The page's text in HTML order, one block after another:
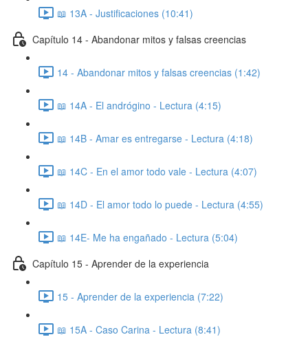
📖 13A - Justificaciones (10:41)
Capítulo 14 - Abandonar mitos y falsas creencias
14 - Abandonar mitos y falsas creencias (1:42)
📖 14A - El andrógino - Lectura (4:15)
📖 14B - Amar es entregarse - Lectura (4:18)
📖 14C - En el amor todo vale - Lectura (4:07)
📖 14D - El amor todo lo puede - Lectura (4:55)
📖 14E- Me ha engañado - Lectura (5:04)
Capítulo 15 - Aprender de la experiencia
15 - Aprender de la experiencia (7:22)
📖 15A - Caso Carina - Lectura (8:41)